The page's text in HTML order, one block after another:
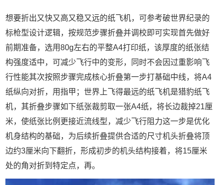
想要折出又快又高又稳又远的纸飞机，可参考破世界纪录的
标枪型设计逻辑，按规范步骤折叠并调校即可实现首先做好
前期准备，选用80g左右的平整A4打印纸，该厚度的纸张结
构强度适中，可减少飞行中的变形，同时不会因过重影响飞
行性能其次按照步骤完成核心折叠第一步打基础中线，将A4
纸纵向对折，用指甲；世界上飞得最远的纸飞机是猎豹纸飞
机，其折叠步骤如下纸张裁剪取一张A4纸，将长边裁掉21厘
米，使纸张比例更接近流线型，减少飞行阻力这一步是优化
机身结构的基础，为后续折叠提供合适的尺寸机头折叠将顶
边约3厘米向下翻折，形成初步的机头结构接着，将15厘米
处的角对折到特定点，再。